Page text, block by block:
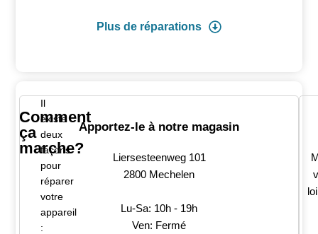
Plus de réparations
Comment
ça
marche?
Il
existe
deux
façons
pour
réparer
votre
appareil
:
Apportez-le à notre magasin
Liersesteenweg 101
2800 Mechelen
Lu-Sa: 10h - 19h
Ven: Fermé